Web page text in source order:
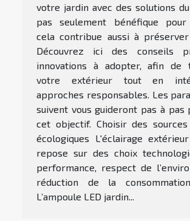
votre jardin avec des solutions
pas seulement bénéfique pour
cela contribue aussi à
Découvrez ici des conseils
innovations à adopter, afin de
votre extérieur tout en
approches responsables. Les
suivent vous guideront pas à pas
cet objectif. Choisir des sources
écologiques L'éclairage
repose sur des choix
performance, respect de
réduction de la consommation
L’ampoule LED jardin...